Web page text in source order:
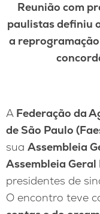
Reunião com
paulistas definiu
a
A Federação da
de São Paulo
sua Assembleia
Assembleia
presidentes de
O encontro teve